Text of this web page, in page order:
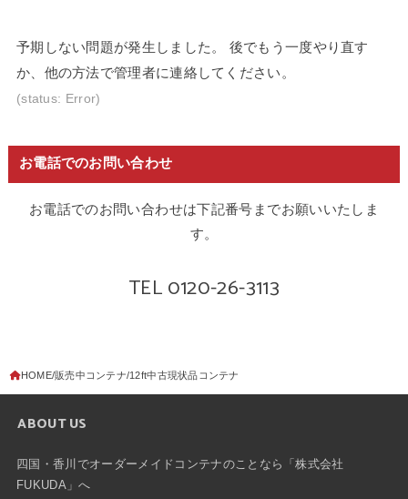
予期しない問題が発生しました。 後でもう一度やり直す
か、他の方法で管理者に連絡してください。
(status: Error)
お電話でのお問い合わせ
お電話でのお問い合わせは下記番号までお願いいたしま
す。
TEL 0120-26-3113
HOME 販売中コンテナ 12ft中古現状品コンテナ
ABOUT US
四国・香川でオーダーメイドコンテナのことなら「株式会社
FUKUDA」へ